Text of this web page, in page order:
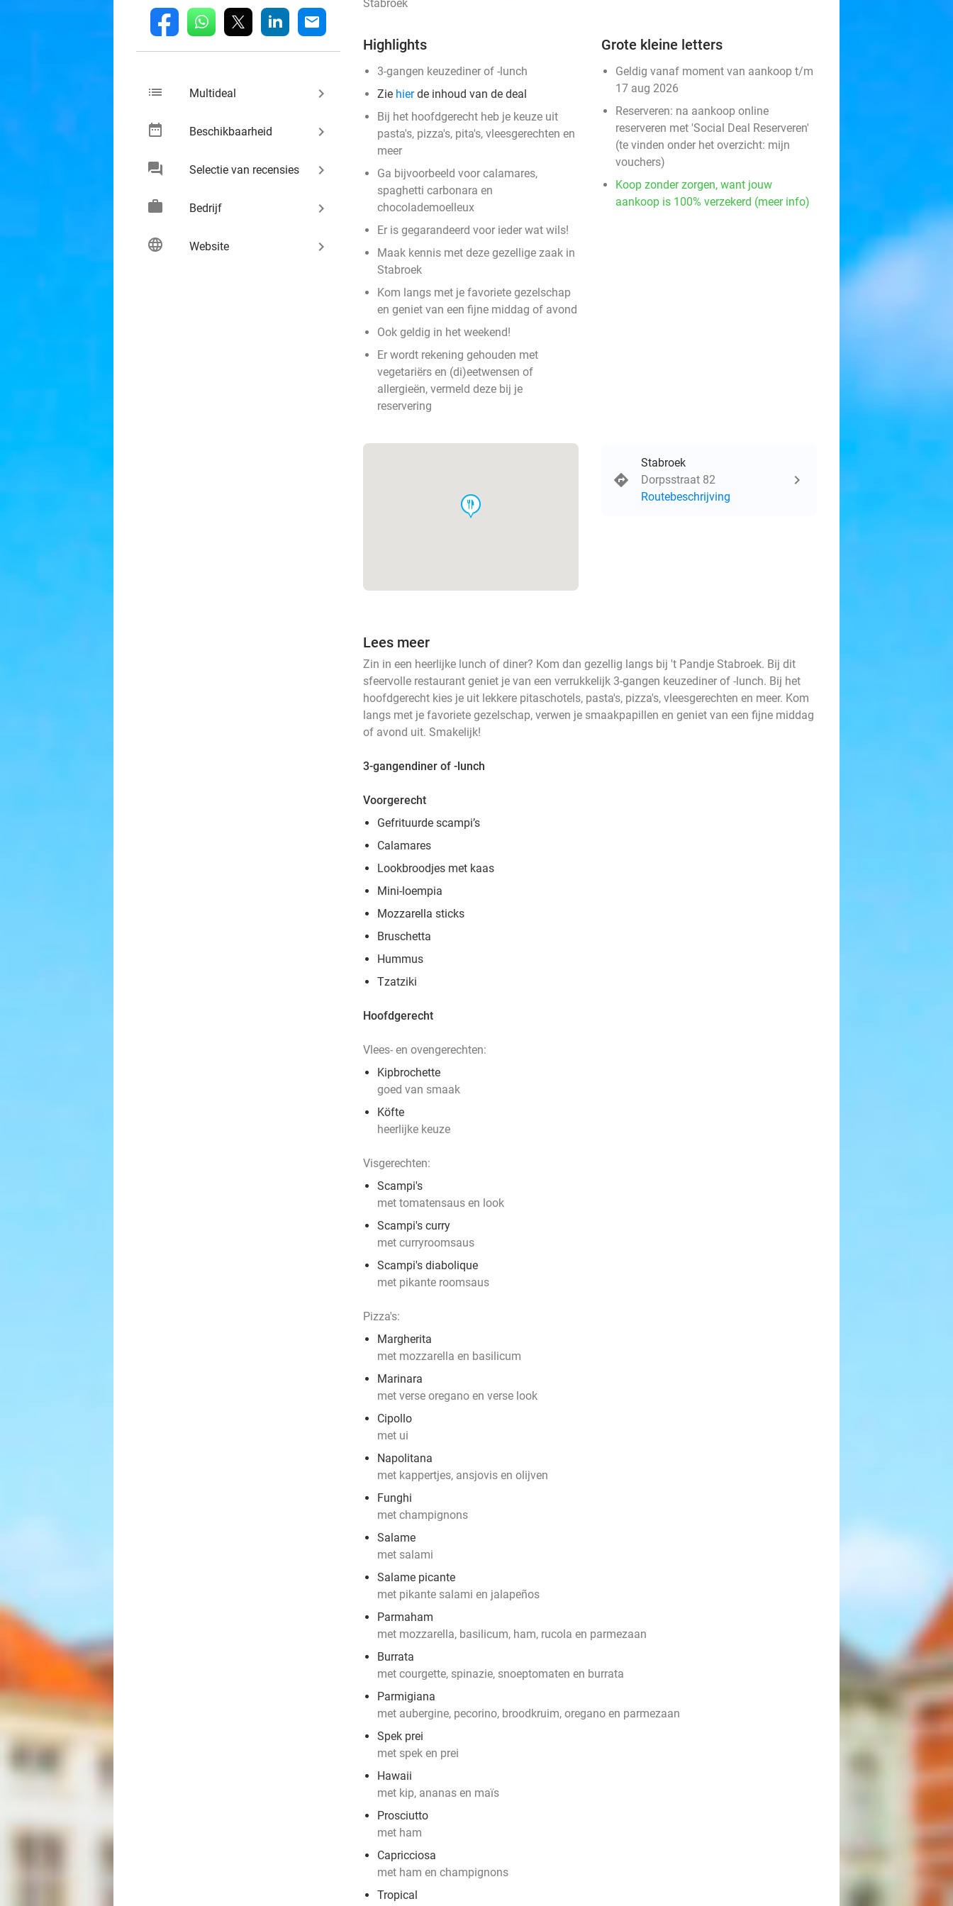
fb whatsapp linkedin mail
list Multideal keyboard_arrow_right
date_range Beschikbaarheid keyboard_arrow_right
chat Selectie van recensies keyboard_arrow_right
work Bedrijf keyboard_arrow_right
language Website keyboard_arrow_right
Stabroek
Highlights
3-gangen keuzediner of -lunch
Zie hierde inhoud van de deal
Bij het hoofdgerecht heb je keuze uit
pasta's, pizza's, pita's, vleesgerechten en
meer
Ga bijvoorbeeld voor calamares,
spaghetti carbonara en
chocolademoelleux
Er is gegarandeerd voor ieder wat wils!
Maak kennis met deze gezellige zaak in
Stabroek
Kom langs met je favoriete gezelschap
en geniet van een fijne middag of avond
Ook geldig in het weekend!
Er wordt rekening gehouden met
vegetariërs en (di)eetwensen of
allergieën, vermeld deze bij je
reservering
Grote kleine letters
Geldig vanaf moment van aankoop t/m
17 aug 2026
Reserveren: na aankoop online
reserveren met 'Social Deal Reserveren'
(te vinden onder het overzicht: mijn
vouchers)
Koop zonder zorgen, want jouw
aankoop is 100% verzekerd (meer info)
food
Stabroek
Dorpsstraat 82
Routebeschrijving
Lees meer
Zin in een heerlijke lunch of diner? Kom dan gezellig langs bij 't Pandje Stabroek. Bij dit
sfeervolle restaurant geniet je van een verrukkelijk 3-gangen keuzediner of -lunch. Bij het
hoofdgerecht kies je uit lekkere pitaschotels, pasta's, pizza's, vleesgerechten en meer. Kom
langs met je favoriete gezelschap, verwen je smaakpapillen en geniet van een fijne middag
of avond uit. Smakelijk!
3-gangendiner of -lunch
Voorgerecht
Gefrituurde scampi’s
Calamares
Lookbroodjes met kaas
Mini-loempia
Mozzarella sticks
Bruschetta
Hummus
Tzatziki
Hoofdgerecht
Vlees- en ovengerechten:
Kipbrochette
goed van smaak
Köfte
heerlijke keuze
Visgerechten:
Scampi's
met tomatensaus en look
Scampi's curry
met curryroomsaus
Scampi's diabolique
met pikante roomsaus
Pizza's:
Margherita
met mozzarella en basilicum
Marinara
met verse oregano en verse look
Cipollo
met ui
Napolitana
met kappertjes, ansjovis en olijven
Funghi
met champignons
Salame
met salami
Salame picante
met pikante salami en jalapeños
Parmaham
met mozzarella, basilicum, ham, rucola en parmezaan
Burrata
met courgette, spinazie, snoeptomaten en burrata
Parmigiana
met aubergine, pecorino, broodkruim, oregano en parmezaan
Spek prei
met spek en prei
Hawaii
met kip, ananas en maïs
Prosciutto
met ham
Capricciosa
met ham en champignons
Tropical